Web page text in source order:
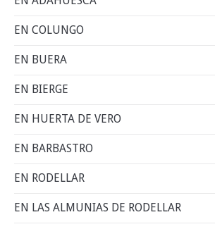
EN COLUNGO
EN BUERA
EN BIERGE
EN HUERTA DE VERO
EN BARBASTRO
EN RODELLAR
EN LAS ALMUNIAS DE RODELLAR